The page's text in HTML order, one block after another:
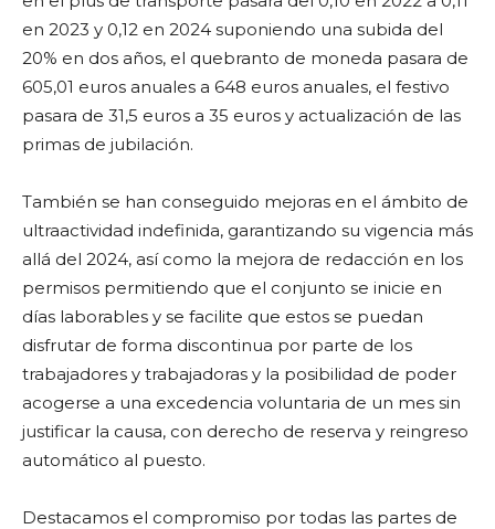
en 2023 y 0,12 en 2024 suponiendo una subida del
20% en dos años, el quebranto de moneda pasara de
605,01 euros anuales a 648 euros anuales, el festivo
pasara de 31,5 euros a 35 euros y actualización de las
primas de jubilación.
También se han conseguido mejoras en el ámbito de
ultraactividad indefinida, garantizando su vigencia más
allá del 2024, así como la mejora de redacción en los
permisos permitiendo que el conjunto se inicie en
días laborables y se facilite que estos se puedan
disfrutar de forma discontinua por parte de los
trabajadores y trabajadoras y la posibilidad de poder
acogerse a una excedencia voluntaria de un mes sin
justificar la causa, con derecho de reserva y reingreso
automático al puesto.
Destacamos el compromiso por todas las partes de